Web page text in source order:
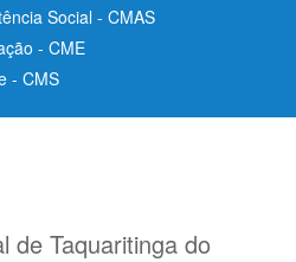
Social - CMAS
- CME
- CMS
de Taquaritinga do